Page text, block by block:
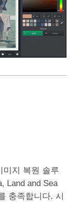
미지 복원 솔루
Land and Sea
충족합니다. 시